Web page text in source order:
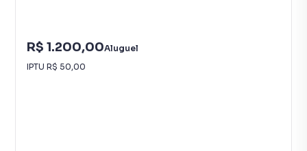
R$ 1.200,00Aluguel
IPTU R$ 50,00